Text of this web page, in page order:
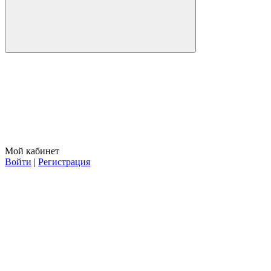
Мой кабинет
Войти | Регистрация